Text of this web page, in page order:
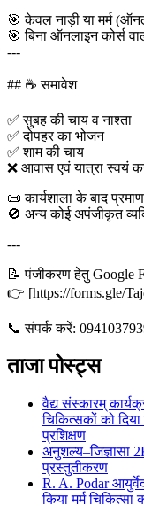
🎯 केवल नाड़ी या मर्म
🎯 बिना ऑनलाइन कोर्स
---
## ☕ समावेश
✅ सुबह की चाय व नाश्ता
✅ दोपहर का भोजन
✅ शाम की चाय
❌ आवास एवं यात्रा स्वयं
📜 कार्यशाला के बाद
🚫 अन्य कोई अपंजीकृत
---
📝 पंजीकरण हेतु Google
👉 [https://forms.gle/
📞 संपर्क करें:
ताजा पोस्ट्स
वैद्य संस्कारम्
चिकित्सकों को दिया
प्रशिक्षण
अनुशल्य–जिज्ञासा
प्रस्तुतीकरण
R. A. Podar
किया मर्म चिकित्सा